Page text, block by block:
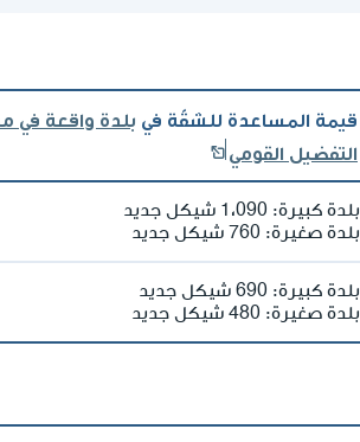
قيمة المساعدة للشقّة في بلدة واقعة في
التفضيل القومي
بلدة كبيرة: 1،090 شيكل جديد
بلدة صغيرة: 760 شيكل جديد
بلدة كبيرة: 690 شيكل جديد
بلدة صغيرة: 480 شيكل جديد